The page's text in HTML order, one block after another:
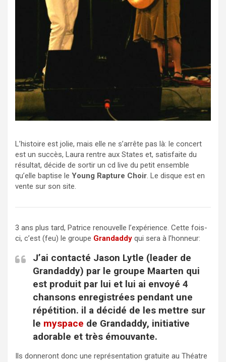
L’histoire est jolie, mais elle ne s’arrête pas là: le concert
est un succès, Laura rentre aux States et, satisfaite du
résultat, décide de sortir un cd live du petit ensemble
qu’elle baptise le Young Rapture Choir. Le disque est en
vente sur son site.
3 ans plus tard, Patrice renouvelle l’expérience. Cette fois-
ci, c’est (feu) le groupe Grandaddy qui sera à l’honneur:
J’ai contacté Jason Lytle (leader de
Grandaddy) par le groupe Maarten qui
est produit par lui et lui ai envoyé 4
chansons enregistrées pendant une
répétition. il a décidé de les mettre sur
le myspace de Grandaddy, initiative
adorable et très émouvante.
Ils donneront donc une représentation gratuite au Théatre